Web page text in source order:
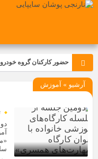
حضور کارکنان گروه
تجدید بیعت کارکنان
مسابقات ورزشی در
مراسم عزاداری و
شرکت زامیاد
آرشیو » آموزش